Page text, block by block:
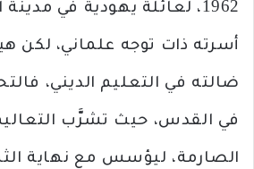
1962، لعائلة يهودية في
أسرته ذات توجه علماني، لكن
ضالته في التعليم الديني،
في القدس، حيث تشرَّب
الصارمة، ليؤسس مع نهاية